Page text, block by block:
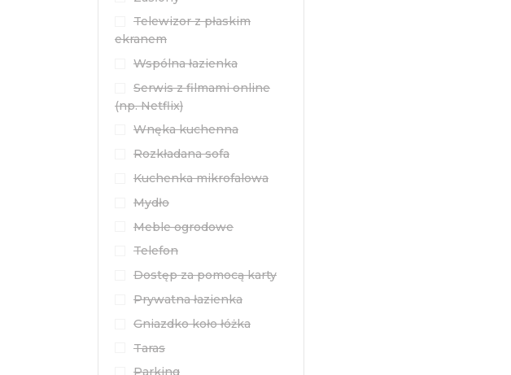
Telewizor z płaskim
ekranem
Wspólna łazienka
Serwis z filmami online
(np. Netflix)
Wnęka kuchenna
Rozkładana sofa
Kuchenka mikrofalowa
Mydło
Meble ogrodowe
Telefon
Dostęp za pomocą karty
Prywatna łazienka
Gniazdko koło łóżka
Taras
Parking